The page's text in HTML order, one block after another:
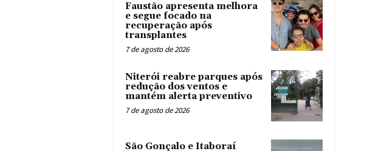
Faustão apresenta melhora
e segue focado na
recuperação após
transplantes
7 de agosto de 2026
Niterói reabre parques após
redução dos ventos e
mantém alerta preventivo
7 de agosto de 2026
São Gonçalo e Itaboraí